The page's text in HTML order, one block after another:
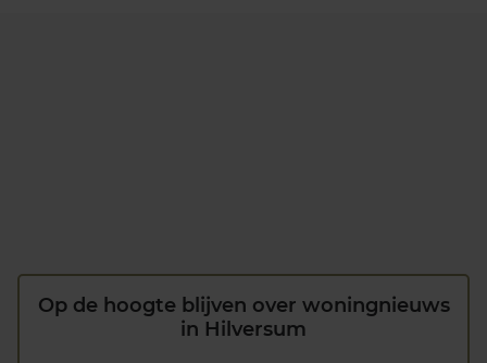
Op de hoogte blijven over woningnieuws
in Hilversum